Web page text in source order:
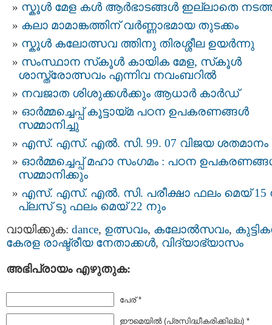
സ്കൂൾ മേള കൾ ആര്‍ഭാടങ്ങള്‍ ഇല്ലാതെ
കലാ മാമാങ്കത്തിന് വര്‍ണ്ണാഭമായ തുടക്കം
സ്കൂള്‍ കലോത്സവ ത്തിനു തിരശ്ശീല ഉയര്‍ന്നു
സംസ്ഥാന സ്‌കൂൾ കായിക മേള, സ്‌കൂൾ
ശാസ്ത്രോത്സവം എന്നിവ നവംബറിൽ
നവജാത ശിശുക്കള്‍ക്കും ആധാര്‍ കാര്‍ഡ്
ഓർമ്മച്ചെപ്പ് കൂട്ടായ്മ പഠന ഉപകരണങ്ങൾ
സമ്മാനിച്ചു
എസ്. എസ്. എൽ. സി. 99. 07 വിജയ ശതമാനം
ഓർമ്മച്ചെപ്പ് മഹാ സംഗമം : പഠന
സമ്മാനിക്കും
എസ്. എസ്. എല്‍. സി. പരീക്ഷാ ഫലം മെയ് 15
പ്ലസ് ടു ഫലം മെയ് 22 നും
വായിക്കുക: dance, ഉത്സവം, കലോൽസവം,
കേരള രാഷ്ട്രീയ നേതാക്കള്‍, വിദ്യാഭ്യാസം
അഭിപ്രായം എഴുതുക:
പേര് *
ഈമെയില്‍ (പ്രസിദ്ധീകരിക്കില്ല) *